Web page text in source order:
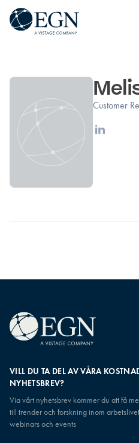
Executives' Global Network
Customer
Linkedin
VILL DU TA DEL AV VÅRA
NYHETSBREV?
Via vårt nyhetsbrev kommer du att få
till trender och forskning inom
webinars och events